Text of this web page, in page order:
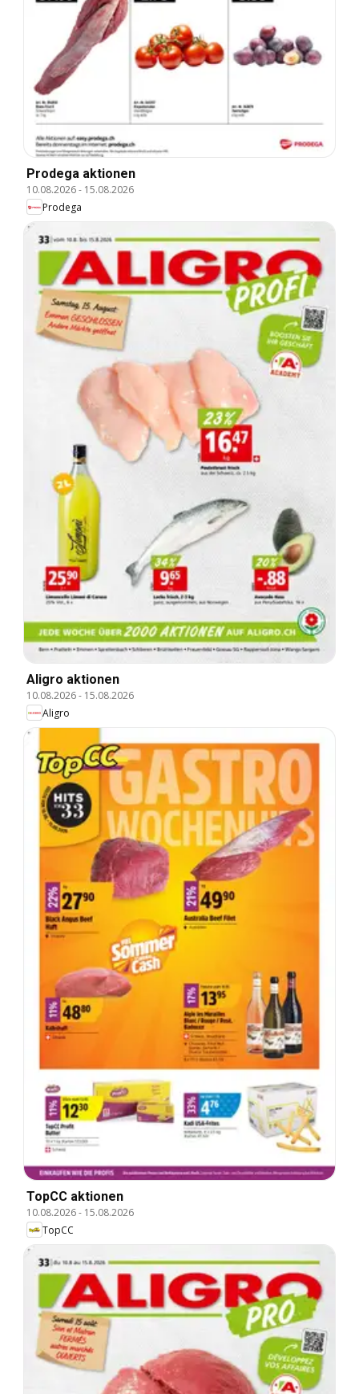
Prodega aktionen
10.08.2026- 15.08.2026
Prodega
Aligro aktionen
10.08.2026- 15.08.2026
Aligro
TopCC aktionen
10.08.2026- 15.08.2026
TopCC